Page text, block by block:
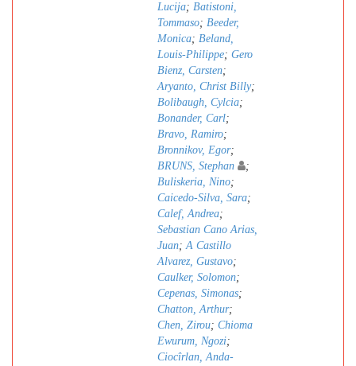
Lucija; Batistoni,
Tommaso; Beeder,
Monica; Beland,
Louis-Philippe; Gero
Bienz, Carsten;
Aryanto, Christ Billy;
Bolibaugh, Cylcia;
Bonander, Carl;
Bravo, Ramiro;
Bronnikov, Egor;
BRUNS, Stephan
;
Buliskeria, Nino;
Caicedo-Silva, Sara;
Calef, Andrea;
Sebastian Cano Arias,
Juan;A Castillo
Alvarez, Gustavo;
Caulker, Solomon;
Cepenas, Simonas;
Chatton, Arthur;
Chen, Zirou; Chioma
Ewurum, Ngozi;
Ciocîrlan, Anda-